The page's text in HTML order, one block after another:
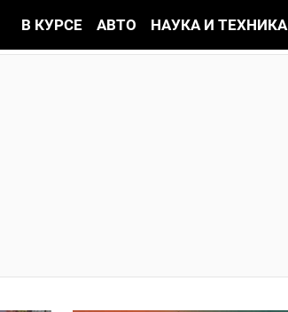
В КУРСЕ АВТО НАУКА И ТЕХНИКА